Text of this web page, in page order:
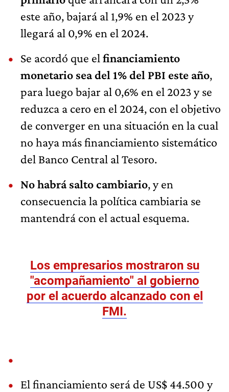
este año, bajará al 1,9% en el 2023 y
llegará al 0,9% en el 2024.
Se acordó que el financiamiento
monetario sea del 1% del PBI este año,
para luego bajar al 0,6% en el 2023 y se
reduzca a cero en el 2024, con el objetivo
de converger en una situación en la cual
no haya más financiamiento sistemático
del Banco Central al Tesoro.
No habrá salto cambiario, y en
consecuencia la política cambiaria se
mantendrá con el actual esquema.
Los empresarios mostraron su
"acompañamiento" al gobierno
por el acuerdo alcanzado con el
FMI.
El financiamiento será de US$ 44.500 y